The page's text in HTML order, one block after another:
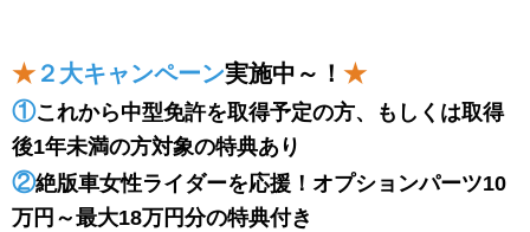
★ ２大キャンペーン実施中～！ ★
①これから中型免許を取得予定の方、もしくは取得
後1年未満の方対象の特典あり
②絶版車女性ライダーを応援！オプションパーツ10
万円～最大18万円分の特典付き